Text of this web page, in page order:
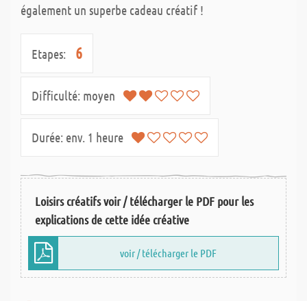
également un superbe cadeau créatif !
Etapes: 6
Difficulté: moyen
Durée: env. 1 heure
Loisirs créatifs voir / télécharger le PDF pour les
explications de cette idée créative
voir / télécharger le PDF